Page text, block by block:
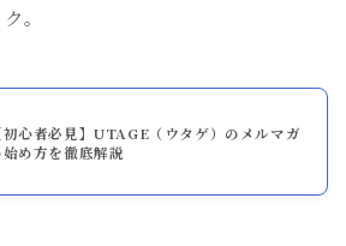
。
初心者必見】UTAGE（ウタゲ）のメルマガ
始め方を徹底解説